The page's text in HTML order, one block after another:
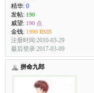
精华: 0
发帖: 190
威望: 190 点
金钱: 1900 RMB
注册时间:2010-03-29
最后登录:2017-03-09
拼命九郎